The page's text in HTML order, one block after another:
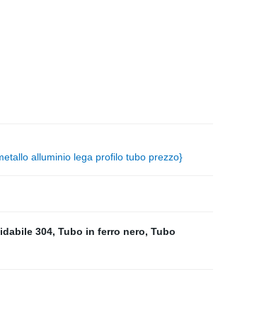
alluminio lega profilo tubo prezzo}
304, Tubo in ferro nero, Tubo